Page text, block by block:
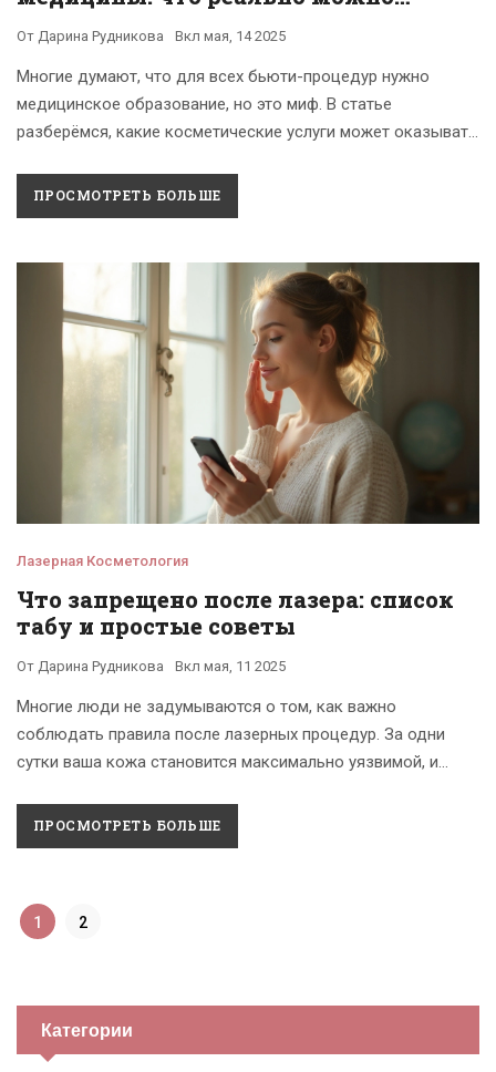
От Дарина Рудникова Вкл мая, 14 2025
Многие думают, что для всех бьюти-процедур нужно
медицинское образование, но это миф. В статье
разберёмся, какие косметические услуги может оказывать
объяснения, чтобы не запутаться в законах и угрозах для
здоровья. Подскажем, как выбрать безопасного
будет удобный чек-лист для желающих освоить работу в
ПРОСМОТРЕТЬ БОЛЬШЕ
Лазерная Косметология
Что запрещено после лазера: список
табу и простые советы
От Дарина Рудникова Вкл мая, 11 2025
Многие люди не задумываются о том, как важно
соблюдать правила после лазерных процедур. За одни
сутки ваша кожа становится максимально уязвимой, и
угадаешь: можно ли купаться, заниматься спортом, или
сразу уходить на солнце? Эта статья разбирает самые
почему они опасны, и делится полезными практическими
советами.
ПРОСМОТРЕТЬ БОЛЬШЕ
1 2
Категории